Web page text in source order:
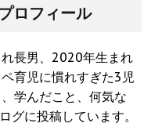
ロフィール
長男、2020年生まれ
育児に慣れすぎた3児
学んだこと、何気な
グに投稿しています。